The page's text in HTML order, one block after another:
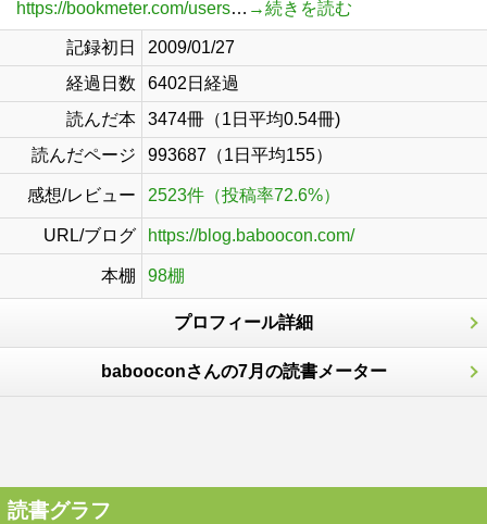
https://bookmeter.com/users… →続きを読む
記録初日
2009/01/27
経過日数
6402日経過
読んだ本
3474冊（1日平均0.54冊)
読んだページ
993687（1日平均155）
感想/レビュー 2523件（投稿率72.6%）
URL/ブログ https://blog.baboocon.com/
本棚 98棚
プロフィール詳細
babooconさんの7月の読書メーター
読書グラフ